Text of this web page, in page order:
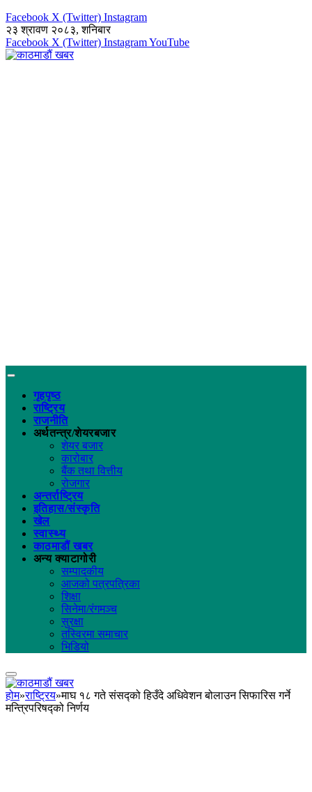
Facebook X (Twitter) Instagram
२३ श्रावण २०८३, शनिबार
Facebook X (Twitter) InstagramYouTube
गृहपृष्ठ
राष्ट्रिय
राजनीति
अर्थतन्त्र/शेयरबजार
शेयर बजार
कारोबार
बैंक तथा वित्तीय
रोजगार
अन्तर्राष्ट्रिय
इतिहास/संस्कृति
खेल
स्वास्थ्य
काठमाडौं खबर
अन्य क्याटागोरी
सम्पादकीय
आजको पत्रपत्रिका
शिक्षा
सिनेमा/रंगमञ्च
सुरक्षा
तस्विरमा समाचार
भिडियो
होम»राष्ट्रिय»माघ १८ गते संसद्को हिउँदे अधिवेशन बोलाउन सिफारिस गर्ने
मन्त्रिपरिषद्को निर्णय